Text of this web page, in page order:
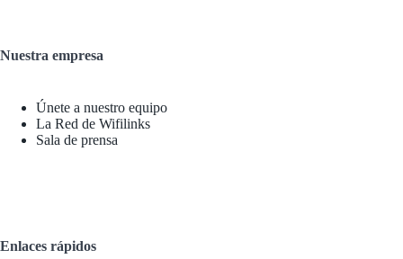
Nuestra empresa
Únete a nuestro equipo
La Red de Wifilinks
Sala de prensa
Enlaces rápidos